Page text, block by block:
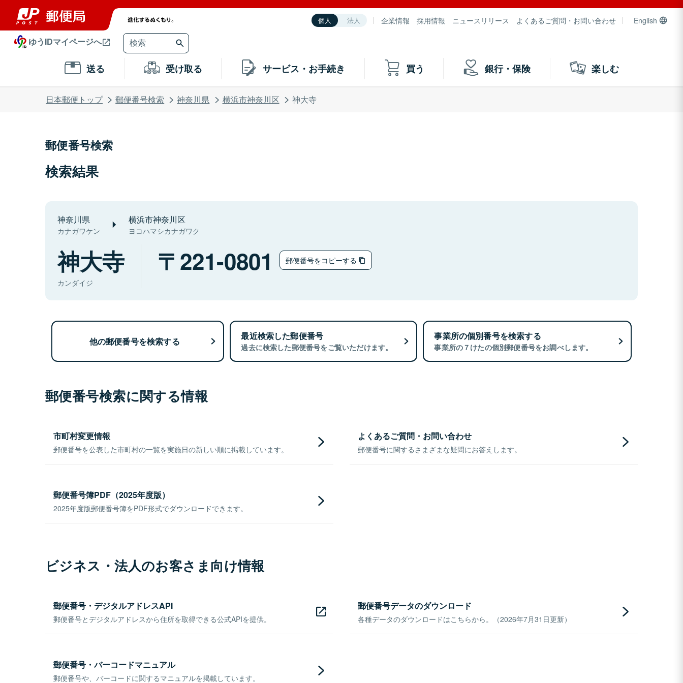
個人 法人 企業情報 採用情報 ニュースリリース よくあるご質問・お問い合わせ English
ゆうIDマイページへ
送る 受け取る サービス・お手続き 買う 銀行・保険 楽しむ
日本郵便トップ 郵便番号検索 神奈川県 横浜市神奈川区 神大寺
郵便番号検索
検索結果
神奈川県
カナガワケン
横浜市神奈川区
ヨコハマシカナガワク
神大寺
カンダイジ
221-0801 郵便番号をコピーする
他の郵便番号を検索する 最近検索した郵便番号
過去に検索した郵便番号をご覧いただけます。
事業所の個別番号を検索する
事業所の７けたの個別郵便番号をお調べします。
郵便番号検索に関する情報
市町村変更情報
郵便番号を公表した市町村の一覧を実施日の新しい順に掲載しています。
よくあるご質問・お問い合わせ
郵便番号に関するさまざまな疑問にお答えします。
郵便番号簿PDF（2025年度版）
2025年度版郵便番号簿をPDF形式でダウンロードできます。
ビジネス・法人のお客さま向け情報
郵便番号・デジタルアドレスAPI
郵便番号とデジタルアドレスから住所を取得できる公式APIを提供。
郵便番号データのダウンロード
各種データのダウンロードはこちらから。（2026年7月31日更新）
郵便番号・バーコードマニュアル
郵便番号や、バーコードに関するマニュアルを掲載しています。